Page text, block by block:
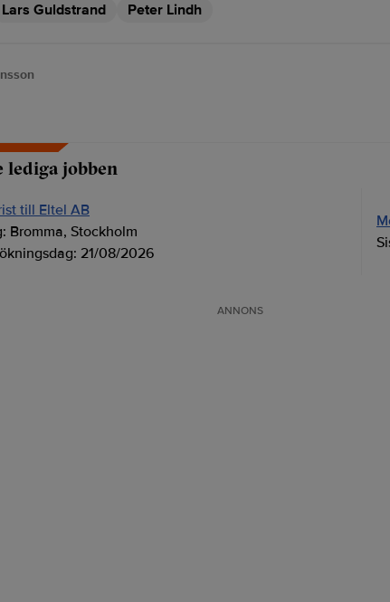
Lars Guldstrand Peter Lindh
lediga jobben
till Eltel AB
Bromma, Stockholm
21/08/2026
ANNONS